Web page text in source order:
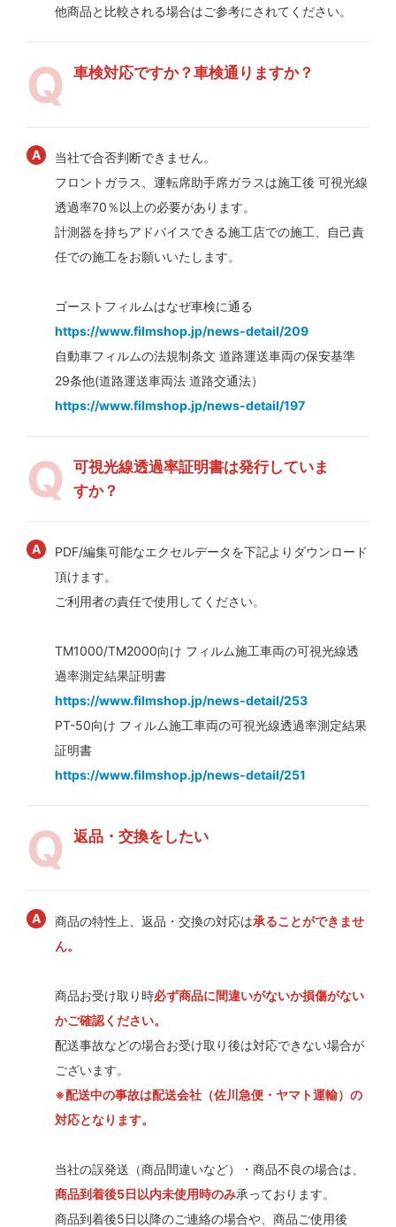
他商品と比較される場合はご参考にされてください。
車検対応ですか？車検通りますか？
当社で合否判断できません。
フロントガラス、運転席助手席ガラスは施工後 可視光線
透過率70％以上の必要があります。
計測器を持ちアドバイスできる施工店での施工、自己責
任での施工をお願いいたします。
ゴーストフィルムはなぜ車検に通る
https://www.filmshop.jp/news-detail/209
自動車フィルムの法規制条文 道路運送車両の保安基準
29条他(道路運送車両法 道路交通法）
https://www.filmshop.jp/news-detail/197
可視光線透過率証明書は発行していま
すか？
PDF/編集可能なエクセルデータを下記よりダウンロード
頂けます。
ご利用者の責任で使用してください。
TM1000/TM2000向け フィルム施工車両の可視光線透
過率測定結果証明書
https://www.filmshop.jp/news-detail/253
PT-50向け フィルム施工車両の可視光線透過率測定結果
証明書
https://www.filmshop.jp/news-detail/251
返品・交換をしたい
商品の特性上、返品・交換の対応は承ることができませ
ん。
商品お受け取り時必ず商品に間違いがないか損傷がない
かご確認ください。
配送事故などの場合お受け取り後は対応できない場合が
ございます。
※配送中の事故は配送会社（佐川急便・ヤマト運輸）の
対応となります。
当社の誤発送（商品間違いなど）・商品不良の場合は、
商品到着後5日以内未使用時のみ承っております。
商品到着後5日以降のご連絡の場合や、商品ご使用後